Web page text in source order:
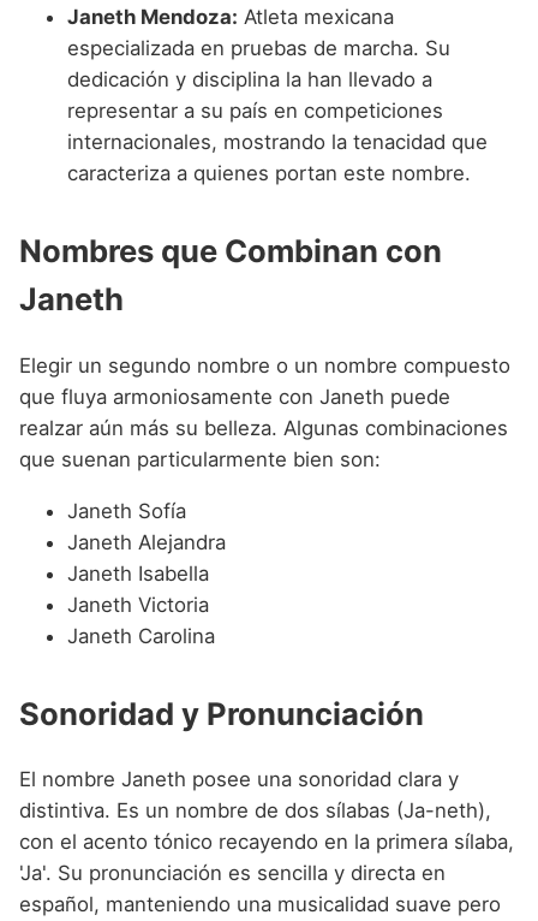
Janeth Mendoza: Atleta mexicana
especializada en pruebas de marcha. Su
dedicación y disciplina la han llevado a
representar a su país en competiciones
internacionales, mostrando la tenacidad que
caracteriza a quienes portan este nombre.
Nombres que Combinan con
Janeth
Elegir un segundo nombre o un nombre compuesto
que fluya armoniosamente con Janeth puede
realzar aún más su belleza. Algunas combinaciones
que suenan particularmente bien son:
Janeth Sofía
Janeth Alejandra
Janeth Isabella
Janeth Victoria
Janeth Carolina
Sonoridad y Pronunciación
El nombre Janeth posee una sonoridad clara y
distintiva. Es un nombre de dos sílabas (Ja-neth),
con el acento tónico recayendo en la primera sílaba,
'Ja'. Su pronunciación es sencilla y directa en
español, manteniendo una musicalidad suave pero